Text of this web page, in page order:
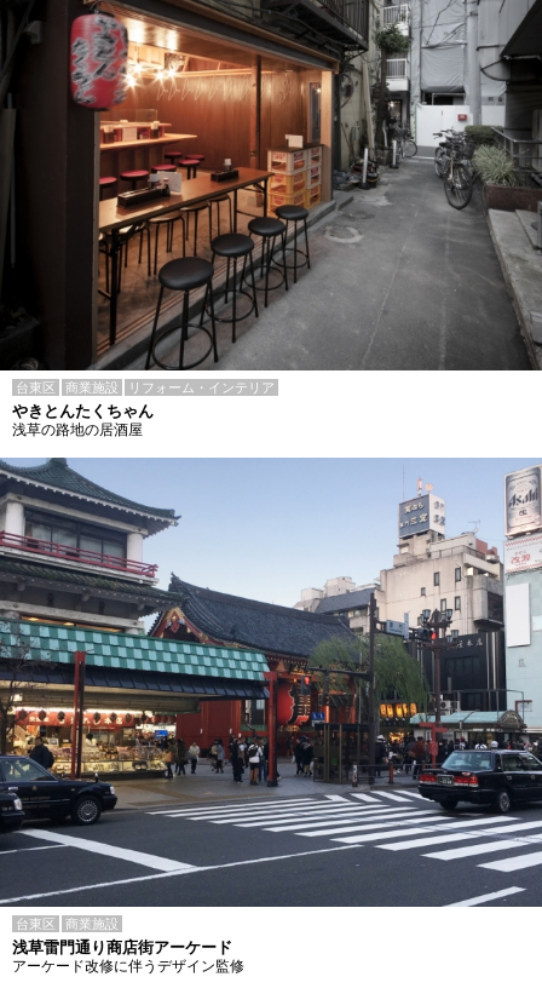
台東区 商業施設 リフォーム・インテリア
やきとんたくちゃん
浅草の路地の居酒屋
台東区 商業施設
浅草雷門通り商店街アーケード
アーケード改修に伴うデザイン監修